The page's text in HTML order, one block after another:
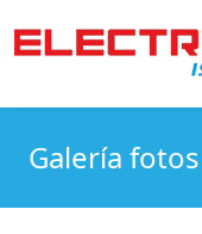
Galería